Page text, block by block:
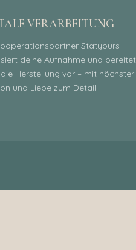
VERARBEITUNG
Statyours
deine Aufnahme und bereitet
Herstellung vor – mit höchster
und Liebe zum Detail.